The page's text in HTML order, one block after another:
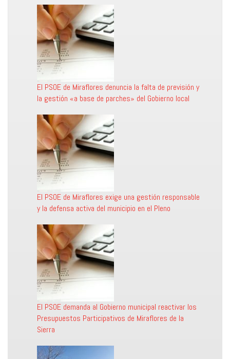
El PSOE de Miraflores denuncia la falta de previsión y
la gestión «a base de parches» del Gobierno local
El PSOE de Miraflores exige una gestión responsable
y la defensa activa del municipio en el Pleno
El PSOE demanda al Gobierno municipal reactivar los
Presupuestos Participativos de Miraflores de la
Sierra